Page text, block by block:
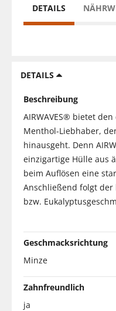
DETAILS
DETAILS
Beschreibung
AIRWAVES® bietet
Menthol-Liebhaber,
hinausgeht. Denn
einzigartige Hülle aus
beim Auflösen eine
Anschließend folgt der
bzw.
Geschmacksrichtung
Minze
Zahnfreundlich
ja